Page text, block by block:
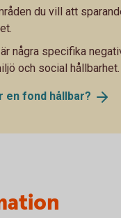
du vill att
några specifika
och social hållbarhet.
en fond hållbar?